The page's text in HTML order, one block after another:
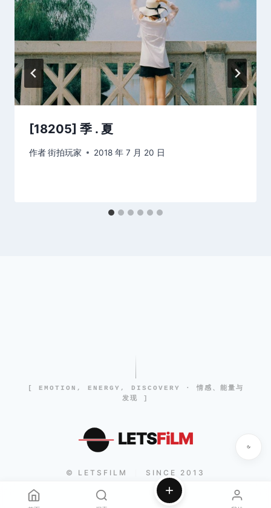
[18205] 季 . 夏
作者街拍玩家 2018 年 7 月 20 日
[ EMOTION, ENERGY, DISCOVERY · 情感、能量与
发现 ]
LETSFiLM
© LETSFILM SINCE 2013